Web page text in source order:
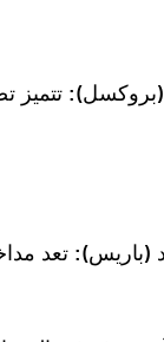
تتميز
(باريس): تعد